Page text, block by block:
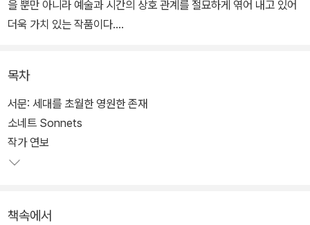
을 뿐만 아니라 예술과 시간의 상호 관계를 절묘하게 엮어 내고 있어
더욱 가치 있는 작품이다.
여인을 둘러싼 사랑과 갈등을 그린 이야기다. 단순한 줄거리에 정형
화된 시형으로 자칫 진부해 보일 수 있는 요소들을, 그는 “천 개의 마
음”으로 상쇄한다. 셰익스피어는 인간의 다채로운 감정을 지극히 절
제된 14행시에 녹여 당대의 정형시 기법을 자신의 것으로 소화해 냈
다.
목차
서문: 세대를 초월한 영원한 존재
소네트 Sonnets
작가 연보
책속에서